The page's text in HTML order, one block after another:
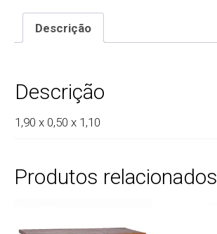
Descrição
Descrição
1,90 x 0,50 x 1,10
Produtos relacionados